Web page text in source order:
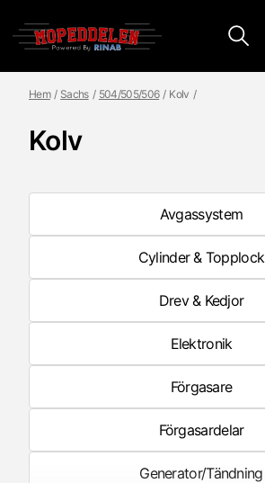
Hem Sachs 504/505/506 Kolv
Kolv
Avgassystem
Cylinder & Topplock
Drev & Kedjor
Elektronik
Förgasare
Förgasardelar
Generator/Tändning